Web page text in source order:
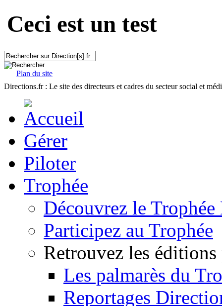
Ceci est un test
Plan du site
Directions.fr : Le site des directeurs et cadres du secteur social et
Gérer
Piloter
Trophée
Découvrez le
Participez au Trophée
Retrouvez les éditions
Les palmarès du
Reportages